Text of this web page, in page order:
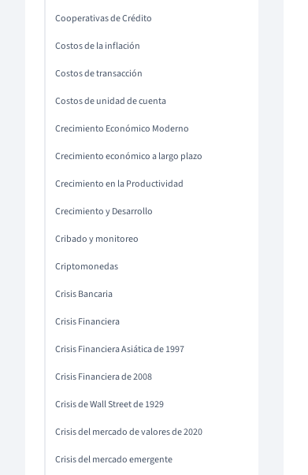
Cooperativas de Crédito
Costos de la inflación
Costos de transacción
Costos de unidad de cuenta
Crecimiento Económico Moderno
Crecimiento económico a largo plazo
Crecimiento en la Productividad
Crecimiento y Desarrollo
Cribado y monitoreo
Criptomonedas
Crisis Bancaria
Crisis Financiera
Crisis Financiera Asiática de 1997
Crisis Financiera de 2008
Crisis de Wall Street de 1929
Crisis del mercado de valores de 2020
Crisis del mercado emergente